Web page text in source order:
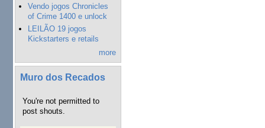
Vendo jogos Chronicles
of Crime 1400 e unlock
LEILÃO 19 jogos
Kickstarters e retails
more
Muro dos Recados
You're not permitted to
post shouts.